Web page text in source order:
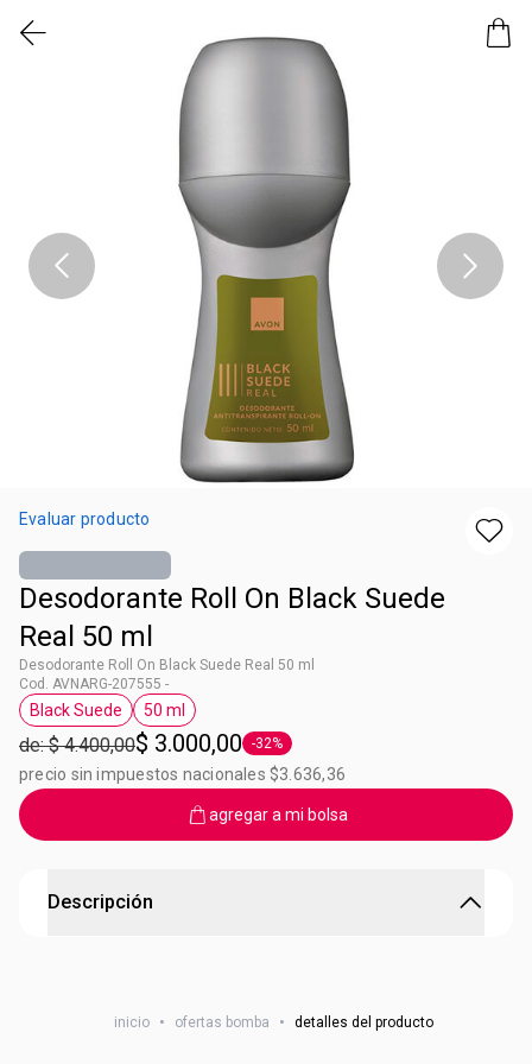
Evaluar producto
Desodorante Roll On Black Suede
Real 50 ml
Desodorante Roll On Black Suede Real 50 ml
Cod. AVNARG-207555 -
Etiqueta Black Suede
Black Suede
Etiqueta 50 ml
50 ml
de: $ 4.400,00$ 3.000,00 Etiqueta -32%
-32%
precio sin impuestos nacionales $3.636,36
agregar a mi bolsa
Descripción
inicio • ofertas bomba • detalles del producto